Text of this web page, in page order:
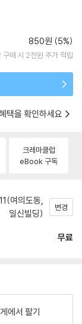
850원 (5%)
구매 시 2천원 추가 적립
택을 확인하세요
크레마클럽
eBook 구독
여의도동,
일신빌딩)
변경
무료
에서 팔기